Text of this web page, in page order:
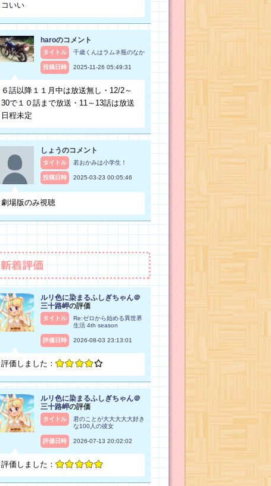
コいい
haroのコメント
タイトル 千歳くんはラムネ瓶のなか
投稿日時 2025-11-26 05:49:31
６話以降１１月中は放送無し・12/2～
30で１０話まで放送・11～13話は放送
日程未定
しょうのコメント
タイトル 若おかみは小学生！
投稿日時 2025-03-23 00:05:46
劇場版のみ視聴
ルリ色に染まるふしぎちゃん＠
三十路岬の評価
タイトル
Re:ゼロから始める異世界
生活 4th season
評価日時 2026-08-03 23:13:01
評価しました：
ルリ色に染まるふしぎちゃん＠
三十路岬の評価
タイトル
君のことが大大大大大好き
な100人の彼女
評価日時 2026-07-13 20:02:02
評価しました：